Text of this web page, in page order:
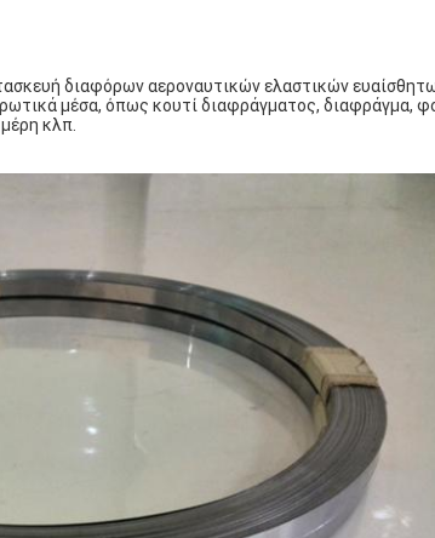
διαφόρων αεροναυτικών ελαστικών
μέσα, όπως κουτί διαφράγματος, διαφράγμα,
κλπ.